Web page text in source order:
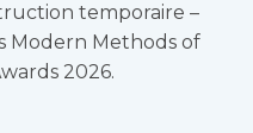
temporaire –
Modern Methods of
2026.